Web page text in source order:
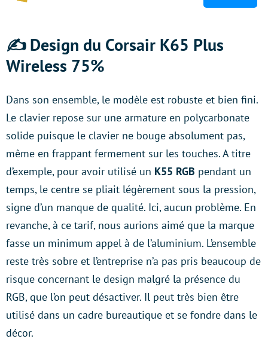
✍️ Design du Corsair K65 Plus
Wireless 75%
Dans son ensemble, le modèle est robuste et bien fini.
Le clavier repose sur une armature en polycarbonate
solide puisque le clavier ne bouge absolument pas,
même en frappant fermement sur les touches. A titre
d’exemple, pour avoir utilisé un K55 RGB pendant un
temps, le centre se pliait légèrement sous la pression,
signe d’un manque de qualité. Ici, aucun problème. En
revanche, à ce tarif, nous aurions aimé que la marque
fasse un minimum appel à de l’aluminium. L’ensemble
reste très sobre et l’entreprise n’a pas pris beaucoup de
risque concernant le design malgré la présence du
RGB, que l’on peut désactiver. Il peut très bien être
utilisé dans un cadre bureautique et se fondre dans le
décor.